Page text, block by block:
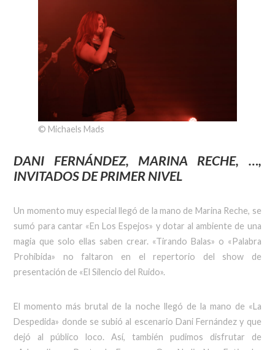
© Michaels Mads
DANI FERNÁNDEZ, MARINA RECHE, …,
INVITADOS DE PRIMER NIVEL
Un momento muy especial llegó de la mano de Marina Reche, se
sumó para cantar «En Los Espejos» y dotar al ambiente de una
magia que solo ellas saben crear. «Tirando Balas» o «Palabra
Prohibida» no faltaron en el repertorio del show de
presentación de «El Silencio del Ruido».
El momento más brutal de la noche llegó de la mano de «La
Despedida» donde se subió al escenario Dani Fernández y que
dejó al público loco. Así, también pudimos disfrutar de